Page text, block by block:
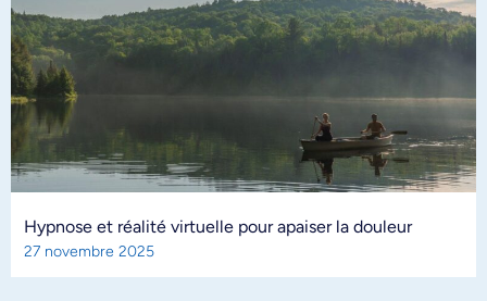
Hypnose et réalité virtuelle pour apaiser la douleur
27 novembre 2025